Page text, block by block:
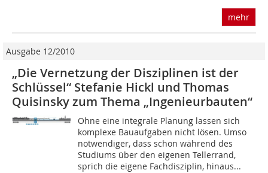
mehr
Ausgabe 12/2010
„Die Vernetzung der Dis­ziplinen ist der
Schlüssel“ Stefanie Hickl und Thomas
Quisinsky zum Thema „Ingenieurbauten“
Ohne eine integrale Planung lassen sich
komplexe Bauaufgaben nicht lösen. Umso
notwendiger, dass schon während des
Studiums über den eigenen Tellerrand,
sprich die eigene Fachdisziplin, hinaus...